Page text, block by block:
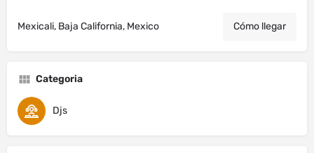
Mexicali, Baja California, Mexico Cómo llegar
Categoria
Djs